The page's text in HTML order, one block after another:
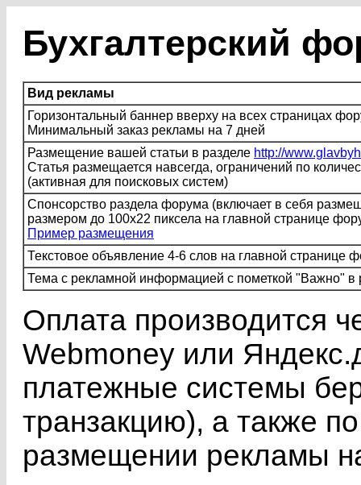
Бухгалтерский
Вид рекламы
Горизонтальный баннер вверху на всех страницах
Минимальный заказ рекламы на 7 дней
Размещение вашей статьи в разделе http://
Статья размещается навсегда, ограничений по
(активная для поисковых систем)
Спонсорство раздела форума (включает в себя
размером до 100х22 пиксела на главной странице
Пример размещения
Текстовое объявление 4-6 слов на главной странице
Тема с рекламной информацией с пометкой "Важно"
Оплата производится
Webmoney или
платежные системы
транзакцию), а также
размещении рекламы